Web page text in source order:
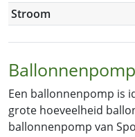
Stroom
Een ballonnenpomp is
grote hoeveelheid
ballonnenpomp van